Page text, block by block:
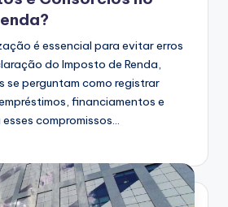
é essencial para evitar erros
do Imposto de Renda,
se perguntam como registrar
financiamentos e
compromissos…